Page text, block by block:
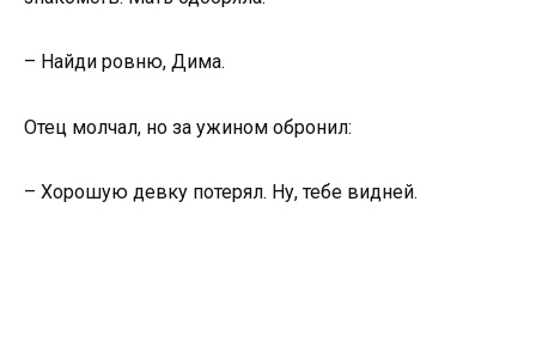
– Найди ровню, Дима.
Отец молчал, но за ужином обронил:
– Хорошую девку потерял. Ну, тебе видней.